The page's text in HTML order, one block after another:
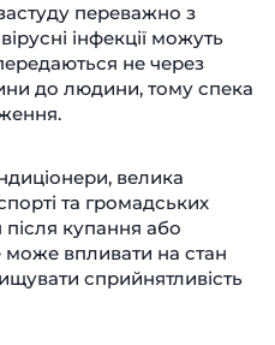
переважно з
інфекції можуть
не через
до людини, тому спека
велика
та громадських
купання або
впливати на стан
сприйнятливість